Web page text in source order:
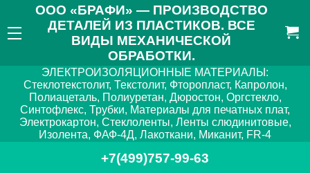
ООО «БРАФИ» — ПРОИЗВОДСТВО
ДЕТАЛЕЙ ИЗ ПЛАСТИКОВ. ВСЕ
ВИДЫ МЕХАНИЧЕСКОЙ
ОБРАБОТКИ.
ЭЛЕКТРОИЗОЛЯЦИОННЫЕ МАТЕРИАЛЫ:
Стеклотекстолит, Текстолит, Фторопласт, Капролон,
Полиацеталь, Полиуретан, Дюростон, Оргстекло,
Синтофлекс, Трубки, Материалы для печатных плат,
Электрокартон, Стеклоленты, Ленты слюдинитовые,
Изолента, ФАФ-4Д, Лакоткани, Миканит, FR-4
+7(499)757-99-63